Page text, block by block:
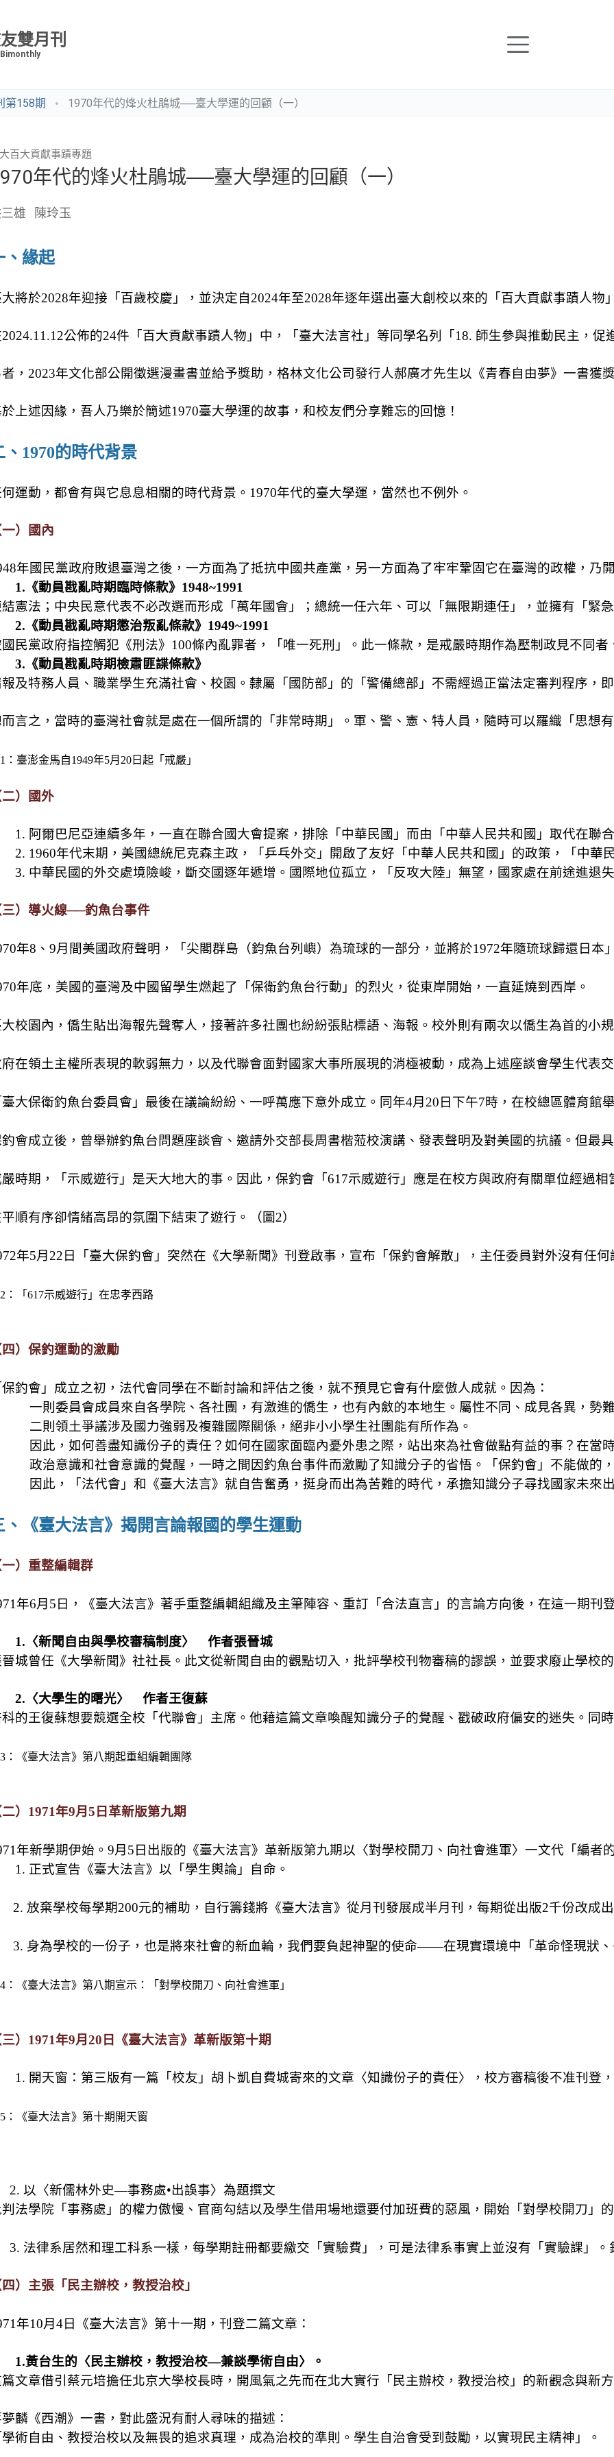
雙月刊
第158期 1970年代的烽火杜鵑城──臺大學運的回顧（一）
百大貢獻事蹟專題
年代的烽火杜鵑城──臺大學運的回顧（一）
雄 陳玲玉
、緣起
將於2028年迎接「百歲校慶」，並決定自2024年至2028年逐年選出臺大創校以來的「百大貢獻事蹟人物
2024.11.12公佈的24件「百大貢獻事蹟人物」中，「臺大法言社」等同學名列「18. 師生參與推動民主，促
， 2023年文化部公開徵選漫畫書並給予獎助，格林文化公司發行人郝廣才先生以《青春自由夢》一書獲
上述因緣，吾人乃樂於簡述1970臺大學運的故事，和校友們分享難忘的回憶！
1970的時代背景
運動，都會有與它息息相關的時代背景。 1970年代的臺大學運，當然也不例外。
）國內
年國民黨政府敗退臺灣之後，一方面為了抵抗中國共產黨，另一方面為了牢牢鞏固它在臺灣的政權，乃
1. 《動員戡亂時期臨時條款》 1948~1991
憲法；中央民意代表不必改選而形成「萬年國會」；總統一任六年、可以「無限期連任」，並擁有「緊
2. 《動員戡亂時期懲治叛亂條款》 1949~1991
民黨政府指控觸犯《刑法》 100條內亂罪者，「唯一死刑」。此一條款，是戒嚴時期作為壓制政見不同
3. 《動員戡亂時期檢肅匪諜條款》
及特務人員、職業學生充滿社會、校園。隸屬「國防部」的「警備總部」不需經過正當法定審判程序，
言之，當時的臺灣社會就是處在一個所謂的「非常時期」。軍、警、憲、特人員，隨時可以羅織「思
1 ：臺澎金馬自1949年5月 20 日起「戒嚴」
）國外
1. 阿爾巴尼亞連續多年，一直在聯合國大會提案，排除「中華民國」而由「中華人民共和國」取代在聯
2. 1960年代末期，美國總統尼克森主政，「乒乓外交」開啟了友好「中華人民共和國」的政策，「中華
3. 中華民國的外交處境險峻，斷交國逐年遞增。國際地位孤立，「反攻大陸」無望，國家處在前途進退
）導火線──釣魚台事件
年8 、 9月間美國政府聲明，「尖閣群島（鈞魚台列嶼）為琉球的一部分，並將於1972年隨琉球歸還日本
年底，美國的臺灣及中國留學生燃起了「保衛釣魚台行動」的烈火，從東岸開始，一直延燒到西岸。
校園內，僑生貼出海報先聲奪人，接著許多社團也紛紛張貼標語、海報。校外則有兩次以僑生為首的小
在領土主權所表現的軟弱無力，以及代聯會面對國家大事所展現的消極被動，成為上述座談會學生代表
大保衛釣魚台委員會」最後在議論紛紛、一呼萬應下意外成立。同年4月 20日下午7時，在校總區體育館
會成立後，曾舉辦釣魚台問題座談會、邀請外交部長周書楷蒞校演講、發表聲明及對美國的抗議。但最
時期，「示威遊行」是天大地大的事。因此，保釣會「617示威遊行」應是在校方與政府有關單位經過
順有序卻情緒高昂的氛圍下結束了遊行。（圖2）
年5月 22日「臺大保釣會」突然在《大學新聞》刊登啟事，宣布「保釣會解散」，主任委員對外沒有任
2 ：「 617示威遊行」在忠孝西路
）保釣運動的激勵
釣會」成立之初，法代會同學在不斷討論和評估之後，就不預見它會有什麼傲人成就。因為：
一則委員會成員來自各學院、各社團，有激進的僑生，也有內斂的本地生。屬性不同、成見各異，勢
二則領土爭議涉及國力強弱及複雜國際關係，絕非小小學生社團能有所作為。
因此，如何善盡知識份子的責任？如何在國家面臨內憂外患之際，站出來為社會做點有益的事？在
政治意識和社會意識的覺醒，一時之間因釣魚台事件而激勵了知識分子的省悟。「保釣會」不能做
因此，「法代會」和《臺大法言》就自告奮勇，挺身而出為苦難的時代，承擔知識分子尋找國家未來
、《臺大法言》揭開言論報國的學生運動
）重整編輯群
年6月 5日，《臺大法言》著手重整編輯組織及主筆陣容、重訂「合法直言」的言論方向後，在這一期刊
1. 〈新聞自由與學校審稿制度〉 作者張晉城
城曾任《大學新聞》社社長。此文從新聞自由的觀點切入，批評學校刊物審稿的謬誤，並要求廢止學校
2. 〈大學生的曙光〉 作者王復蘇
的王復蘇想要競選全校「代聯會」主席。他藉這篇文章喚醒知識分子的覺醒、戳破政府偏安的迷失。同
3 ：《臺大法言》第八期起重組編輯團隊
） 1971年9月 5 日革新版第九期
年新學期伊始。 9月 5日出版的《臺大法言》革新版第九期以〈對學校開刀、向社會進軍〉一文代「編者
1. 正式宣告《臺大法言》以「學生輿論」自命。
放棄學校每學期200元的補助，自行籌錢將《臺大法言》從月刊發展成半月刊，每期從出版2千份改成
身為學校的一份子，也是將來社會的新血輪，我們要負起神聖的使命――在現實環境中「革命怪現狀
4 ：《臺大法言》第八期宣示：「對學校開刀、向社會進軍」
） 1971年9月 20 日《臺大法言》革新版第十期
1. 開天窗：第三版有一篇「校友」胡卜凱自費城寄來的文章〈知識份子的責任〉，校方審稿後不准刊
5 ：《臺大法言》第十期開天窗
以〈新儒林外史―事務處•出誤事〉為題撰文
法學院「事務處」的權力傲慢、官商勾結以及學生借用場地還要付加班費的惡風，開始「對學校開刀」
法律系居然和理工科系一樣，每學期註冊都要繳交「實驗費」，可是法律系事實上並沒有「實驗課」
）主張「民主辦校，教授治校」
年10月 4日《臺大法言》第十一期，刊登二篇文章：
1.黃台生的〈民主辦校，教授治校—兼談學術自由〉。
文章借引蔡元培擔任北京大學校長時，開風氣之先而在北大實行「民主辦校，教授治校」的新觀念與
麟《西潮》一書，對此盛況有耐人尋味的描述：
術自由、教授治校以及無畏的追求真理，成為治校的準則。學生自治會受到鼓勵，以實現民主精神」。